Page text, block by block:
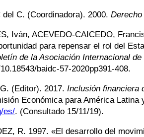
del C. (Coordinadora). 2000.
, Iván, ACEVEDO-CAICEDO,
para repensar el rol del
de la Asociación Internacional
baidc-57-2020pp391-408.
(Editor). 2017. Inclusión financiera
Económica para América
es/. (Consultado 15/11/19).
, R. 1997. «El desarrollo del